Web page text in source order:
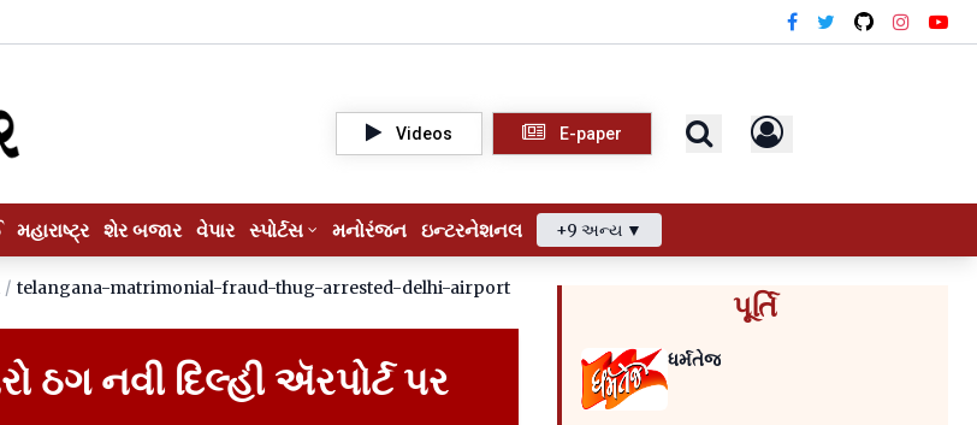
Videos E-paper
મહારાષ્ટ્ર શેર બજાર વેપાર સ્પોર્ટસ મનોરંજન ઇન્ટરનેશનલ +9 અન્ય ▼
/ telangana-matrimonial-fraud-thug-arrested-delhi-airport
ઠગ નવી દિલ્હી ઍરપોર્ટ પર
પૂર્તિ
ધર્મતેજ